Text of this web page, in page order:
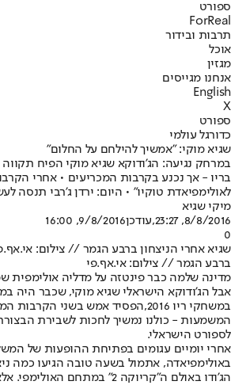
ספורט
ForReal
תרבות ובידור
אוכל
מגזין
אנחנו מגייסים
English
X
ספורט
כדורגל עולמי
שגיא מוקי: "אמשיך להילחם על החלום"
במרחק נגיעה: הג'ודוקא שגיא מוקי הפיח
בריו - אך נכנע בקרבות המכריעים • אחרי
לאולימפיאדת טוקיו" • היום: ירדן ג'רבי תנסה
מיקי שגיא
8/8/2016, 23:27
,עודכן9/8/2016, 16:00
0
שגיא אחרי הניצחון ברבע הגמר // צילום:
ברבע הגמר // צילום: אי.אף.פי
מדינה שלמה כבר פינטזה על מדליה אולימפית
אבל הג'ודוקא הישראלי שגיא מוקי, שכבר היה
במשחקי ריו 2016,
הפסיד אמש בשני הקרבות
לספורט הישראלי.
אחרי יומיים עגומים בפתיחת ההופעות של
באולימפיאדה, אתמול בשעה טובה הגיעו כמה
הג'ודו באולם ה"קריוקה 2"